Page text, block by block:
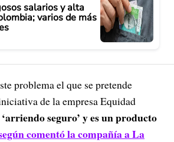
salarios y alta
varios de más
problema el que se pretende
de la empresa Equidad
‘arriendo seguro’ y es un producto
comentó la compañía a La